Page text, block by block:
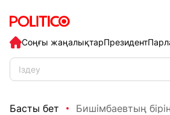
Соңғы жаңалықтарПрезидент
Басты бет Бишімбаевтың